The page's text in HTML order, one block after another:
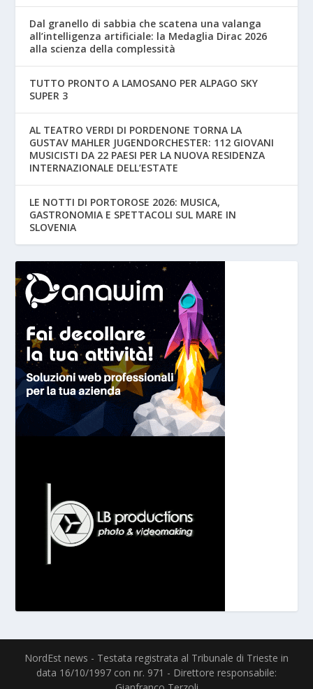
Dal granello di sabbia che scatena una valanga
all’intelligenza artificiale: la Medaglia Dirac 2026
alla scienza della complessità
TUTTO PRONTO A LAMOSANO PER ALPAGO SKY
SUPER 3
AL TEATRO VERDI DI PORDENONE TORNA LA
GUSTAV MAHLER JUGENDORCHESTER: 112 GIOVANI
MUSICISTI DA 22 PAESI PER LA NUOVA RESIDENZA
INTERNAZIONALE DELL’ESTATE
LE NOTTI DI PORTOROSE 2026: MUSICA,
GASTRONOMIA E SPETTACOLI SUL MARE IN
SLOVENIA
NordEst news - Testata registrata al Tribunale di Trieste in
data 16/10/1997 con nr. 971 - Direttore responsabile: